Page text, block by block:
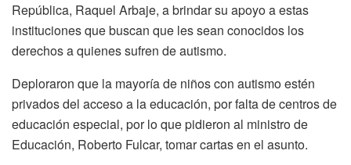
República, Raquel Arbaje, a brindar su apoyo a estas
instituciones que buscan que les sean conocidos los
derechos a quienes sufren de autismo.
Deploraron que la mayoría de niños con autismo estén
privados del acceso a la educación, por falta de centros de
educación especial, por lo que pidieron al ministro de
Educación, Roberto Fulcar, tomar cartas en el asunto.